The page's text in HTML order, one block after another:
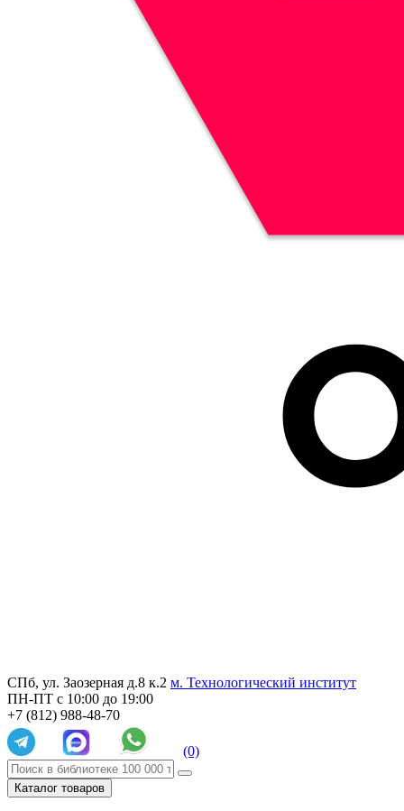
СПб, ул. Заозерная д.8 к.2 м. Технологический институт
ПН-ПТ с 10:00 до 19:00
+7 (812) 988-48-70
(0)
Каталог товаров